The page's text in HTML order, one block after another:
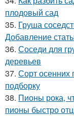
плодовый сад
35. Груша
Добавление
36. Соседи для
деревьев
37. Сорт осенних
подборку
38. Пионы рока,
пионы быстро